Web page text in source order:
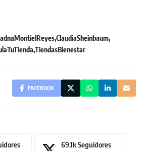
ClaudiaSheinbaum
TiendasBienestar
FACEBOOK
69.1kSeguidores